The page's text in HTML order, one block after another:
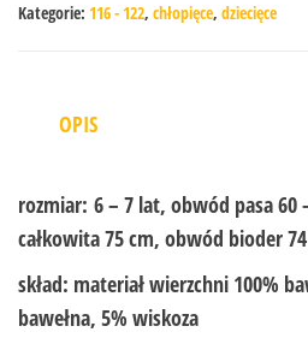
Kategorie: 116 - 122, chłopięce, dziecięce
OPIS
rozmiar: 6 – 7 lat, obwód pasa 60
całkowita 75 cm, obwód bioder
skład: materiał wierzchni 100%
bawełna, 5% wiskoza